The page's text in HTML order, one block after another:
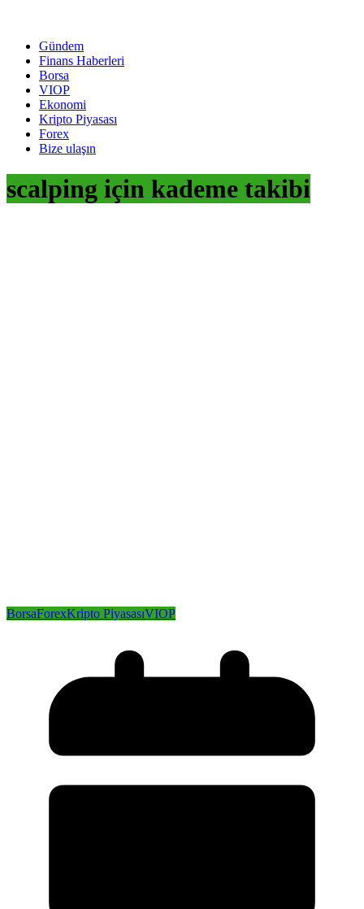
Gündem
Finans Haberleri
Borsa
VIOP
Ekonomi
Kripto Piyasası
Forex
Bize ulaşın
scalping için kademe takibi
BorsaForexKripto PiyasasıVIOP